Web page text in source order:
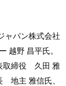
ャパン株式会社
越野 昌平氏。
取締役 久田 雅
地主 雅信氏、